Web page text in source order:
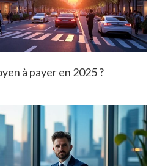
à payer en 2025 ?